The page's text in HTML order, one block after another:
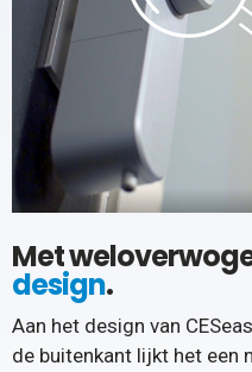
Met
design.
Aan het design van
de buitenkant lijkt het een